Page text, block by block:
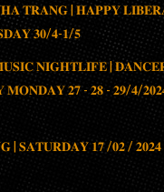
𝐓𝐑𝐀𝐍𝐆 | 𝐇𝐀𝐏𝐏𝐘
𝟑𝟎/𝟒-𝟏/𝟓
𝐍𝐈𝐆𝐇𝐓𝐋𝐈𝐅𝐄 |
𝟐𝟕 - 𝟐𝟖 - 𝟐𝟗/𝟒/
𝐒𝐀𝐓𝐔𝐑𝐃𝐀𝐘 𝟏𝟕 /𝟎𝟐 /